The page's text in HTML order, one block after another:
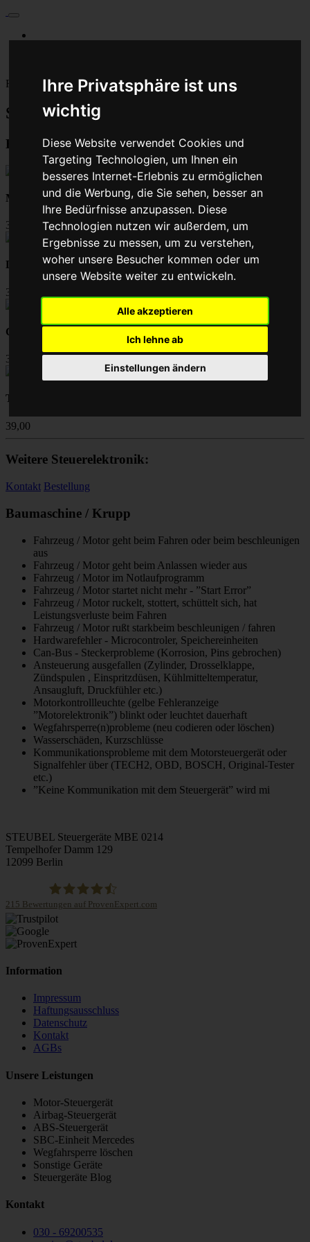
Ihre Privatsphäre ist uns
wichtig
Diese Website verwendet Cookies und
Targeting Technologien, um Ihnen ein
besseres Internet-Erlebnis zu ermöglichen
und die Werbung, die Sie sehen, besser an
Ihre Bedürfnisse anzupassen. Diese
Technologien nutzen wir außerdem, um
Ergebnisse zu messen, um zu verstehen,
woher unsere Besucher kommen oder um
unsere Website weiter zu entwickeln.
Alle akzeptieren
Ich lehne ab
Einstellungen ändern
Fahrzeugmarken
Steuergerät reparieren - Baumaschine
Beliebte ECU-Reparaturen:
Motorsteuergerät Reparatur
39,00
Drosselklappen Reparatur
39,00
Chip Tuning Leistungssteigerung
39,00
Turbolader Reparatur
39,00
Weitere Steuerelektronik:
Kontakt Bestellung
Baumaschine / Krupp
Fahrzeug / Motor geht beim Fahren oder beim beschleunigen
aus
Fahrzeug / Motor geht beim Anlassen wieder aus
Fahrzeug / Motor im Notlaufprogramm
Fahrzeug / Motor startet nicht mehr - ”Start Error”
Fahrzeug / Motor ruckelt, stottert, schüttelt sich, hat
Leistungsverluste beim Fahren
Fahrzeug / Motor rußt starkbeim beschleunigen / fahren
Hardwarefehler - Microcontroler, Speichereinheiten
Can-Bus - Steckerprobleme (Korrosion, Pins gebrochen)
Ansteuerung ausgefallen (Zylinder, Drosselklappe,
Zündspulen , Einspritzdüsen, Kühlmitteltemperatur,
Ansaugluft, Druckfühler etc.)
Motorkontrollleuchte (gelbe Fehleranzeige
”Motorelektronik”) blinkt oder leuchtet dauerhaft
Wegfahrsperre(n)probleme (neu codieren oder löschen)
Wasserschäden, Kurzschlüsse
Kommunikationsprobleme mit dem Motorsteuergerät oder
Signalfehler über (TECH2, OBD, BOSCH, Original-Tester
etc.)
”Keine Kommunikation mit dem Steuergerät” wird mi
STEUBEL Steuergeräte MBE 0214
Tempelhofer Damm 129
12099 Berlin
STEUBEL Steuergeräte Annahme Filiale MBE 0214
215 Bewertungen auf ProvenExpert.com
Information
Impressum
Haftungsausschluss
Datenschutz
Kontakt
AGBs
Unsere Leistungen
Motor-Steuergerät
Airbag-Steuergerät
ABS-Steuergerät
SBC-Einheit Mercedes
Wegfahrsperre löschen
Sonstige Geräte
Steuergeräte Blog
Kontakt
030 - 69200535